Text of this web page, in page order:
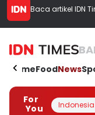
Baca artikel IDN
HomeFoodNews
For
You